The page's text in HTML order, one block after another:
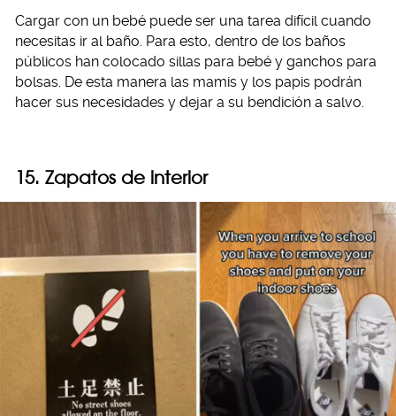
Cargar con un bebé puede ser una tarea difícil cuando
necesitas ir al baño. Para esto, dentro de los baños
públicos han colocado sillas para bebé y ganchos para
bolsas. De esta manera las mamis y los papis podrán
hacer sus necesidades y dejar a su bendición a salvo.
15. Zapatos de interior